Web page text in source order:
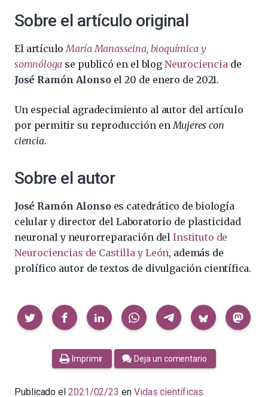
Sobre el artículo original
El artículoMaría Manasseina, bioquímica y
somnóloga se publicó en el blogNeurocienciade
José Ramón Alonsoel 20 de enero de 2021.
Un especial agradecimiento al autor del artículo
por permitir su reproducción enMujeres con
ciencia.
Sobre el autor
José Ramón Alonsoes catedrático de biología
celular y director del Laboratorio de plasticidad
neuronal y neurorreparación delInstituto de
Neurociencias de Castilla y León, además de
prolífico autor de textos de divulgación científica.
Compartir
Imprimir Deja un comentario
Publicado el 2021/02/23 en Vidas científicas